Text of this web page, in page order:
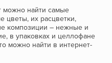
можно найти самые
цветы, их расцветки,
композиции – нежные и
в упаковках и целлофане
можно найти в интернет-